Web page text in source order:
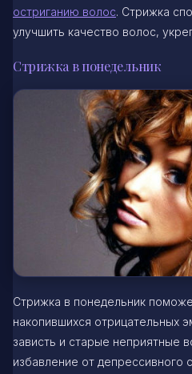
остриганию волос. Стрижка
улучшить качество волос,
Стрижка в понедельник
Стрижка в понедельник
накопившихся отрицательных
зависть и старые неприятные
избавление от депрессивного